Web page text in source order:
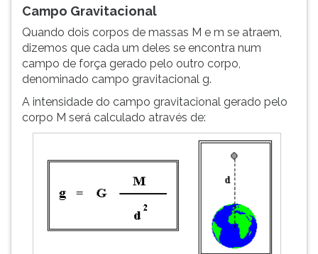
Campo Gravitacional
Quando dois corpos de massas M e m se atraem,
dizemos que cada um deles se encontra num
campo de força gerado pelo outro corpo,
denominado campo gravitacional g.
A intensidade do campo gravitacional gerado pelo
corpo M será calculado através de: